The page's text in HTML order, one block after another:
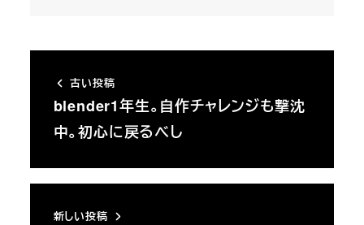
古い投稿
blender1年生。自作チャレンジも撃沈
中。初心に戻るべし
新しい投稿